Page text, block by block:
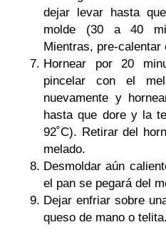
dejar levar hasta
molde (30 a 40
Mientras, pre-calentar
Hornear por 20
pincelar con el
nuevamente y
hasta que dore y la
92˚C). Retirar del
melado.
Desmoldar aún
el pan se pegará del
Dejar enfriar sobre
queso de mano o telita.